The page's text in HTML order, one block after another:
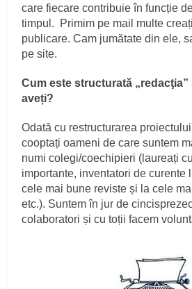
care fiecare contribuie în funcție
timpul. Primim pe mail multe
publicare. Cam jumătate din ele,
pe site.
Cum este structurată
aveți?
Odată cu restructurarea
cooptați oameni de care suntem
numi colegi/coechipieri (laureați
importante, inventatori de curente
cele mai bune reviste și la cele
etc.). Suntem în jur de
colaboratori și cu toții facem